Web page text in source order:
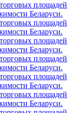
площадей
Беларуси.
площадей
Беларуси.
площадей
Беларуси.
площадей
Беларуси.
площадей
Беларуси.
площадей
Беларуси.